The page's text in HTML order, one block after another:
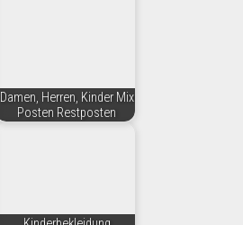
Damen, Herren, Kinder Mix
Posten Restposten